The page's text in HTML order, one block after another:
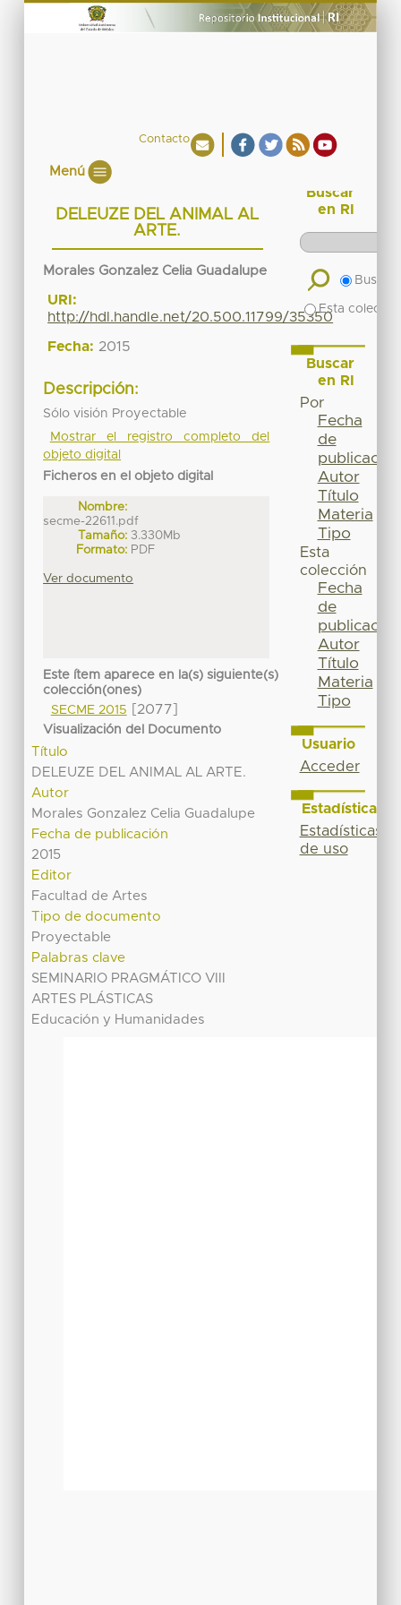
Contacto
Menú
DELEUZE DEL ANIMAL AL
ARTE.
Morales Gonzalez Celia Guadalupe
URI:
http://hdl.handle.net/20.500.11799/35350
Fecha: 2015
Descripción:
Sólo visión Proyectable
Mostrar el registro completo del
objeto digital
Ficheros en el objeto digital
Nombre:
secme-22611.pdf
Tamaño: 3.330Mb
Formato: PDF
Ver documento
Este ítem aparece en la(s) siguiente(s)
colección(ones)
SECME 2015
[2077]
Visualización del Documento
Título
DELEUZE DEL ANIMAL AL ARTE.
Autor
Morales Gonzalez Celia Guadalupe
Fecha de publicación
2015
Editor
Facultad de Artes
Tipo de documento
Proyectable
Palabras clave
SEMINARIO PRAGMÁTICO VIII
ARTES PLÁSTICAS
Educación y Humanidades
Buscar
en RI
Buscar
Esta
Buscar
en RI
Por
Fecha
de
publicación
Autor
Título
Materia
Tipo
Esta
colección
Fecha
de
publicación
Autor
Título
Materia
Tipo
Usuario
Acceder
Estadísticas
Estadísticas
de uso